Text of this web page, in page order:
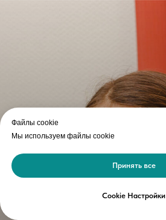
Файлы cookie
Мы используем файлы cookie
Принять все
Cookie Настройки